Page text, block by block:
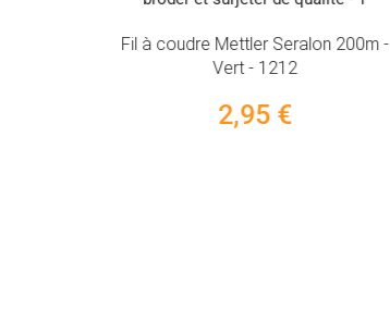
Fil à coudre Mettler Seralon 200m -
Vert - 1212
2,95 €